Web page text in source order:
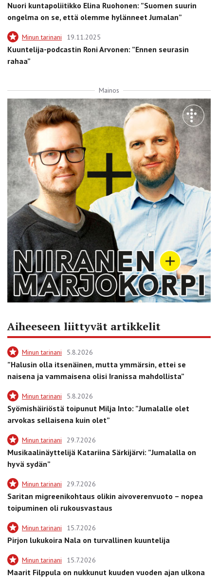
Nuori kuntapoliitikko Elina Ruohonen: ”Suomen suurin
ongelma on se, että olemme hylänneet Jumalan”
Minun tarinani 19.11.2025
Kuuntelija-podcastin Roni Arvonen: ”Ennen seurasin
rahaa”
Mainos
Aiheeseen liittyvät artikkelit
Minun tarinani 5.8.2026
”Halusin olla itsenäinen, mutta ymmärsin, ettei se
naisena ja vammaisena olisi Iranissa mahdollista”
Minun tarinani 5.8.2026
Syömishäiriöstä toipunut Milja Into: ”Jumalalle olet
arvokas sellaisena kuin olet”
Minun tarinani 29.7.2026
Musikaalinäyttelijä Katariina Särkijärvi: ”Jumalalla on
hyvä sydän”
Minun tarinani 29.7.2026
Saritan migreenikohtaus olikin aivoverenvuoto – nopea
toipuminen oli rukousvastaus
Minun tarinani 15.7.2026
Pirjon lukukoira Nala on turvallinen kuuntelija
Minun tarinani 15.7.2026
Maarit Filppula on nukkunut kuuden vuoden ajan ulkona